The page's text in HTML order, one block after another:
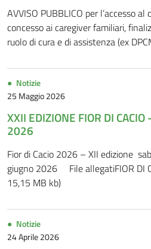
AVVISO PUBBLICO per l’accesso
concesso ai caregiver familiari,
ruolo di cura e di assistenza (ex
Notizie
25 Maggio 2026
XXII EDIZIONE FIOR DI
2026
Fior di Cacio 2026 – XII edizione
giugno 2026 File allegatiFIOR DI
15,15 MB kb)
Notizie
24 Aprile 2026